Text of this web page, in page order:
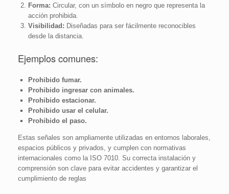
Forma: Circular, con un símbolo en negro que representa la
acción prohibida.
Visibilidad: Diseñadas para ser fácilmente reconocibles
desde la distancia.
Ejemplos comunes:
Prohibido fumar.
Prohibido ingresar con animales.
Prohibido estacionar.
Prohibido usar el celular.
Prohibido el paso.
Estas señales son ampliamente utilizadas en entornos laborales,
espacios públicos y privados, y cumplen con normativas
internacionales como la ISO 7010. Su correcta instalación y
comprensión son clave para evitar accidentes y garantizar el
cumplimiento de reglas